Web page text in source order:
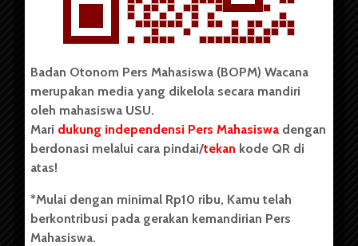
Copyright © 2023. All rights reserved BOPM WACANA.
Badan Otonom Pers Mahasiswa (BOPM) Wacana merupakan
pers mahasiswa yang berdiri di luar kampus dan dikelola
secara mandiri oleh mahasiswa Universitas Sumatera Utara
(USU). Sebelumnya BOPM Wacana merupakan salah satu
Unit Kegiatan Mahasiswa (UKM) di Universitas Sumatera
berdiri pada 1 Juli 1995.
Badan Otonom Pers Mahasiswa (BOPM) Wacana
merupakan media yang dikelola secara mandiri
oleh mahasiswa USU.
Mari dukung independensi Pers Mahasiswa dengan
berdonasi melalui cara pindai/tekan kode QR di
atas!
*Mulai dengan minimal Rp10 ribu, Kamu telah
berkontribusi pada gerakan kemandirian Pers
Mahasiswa.